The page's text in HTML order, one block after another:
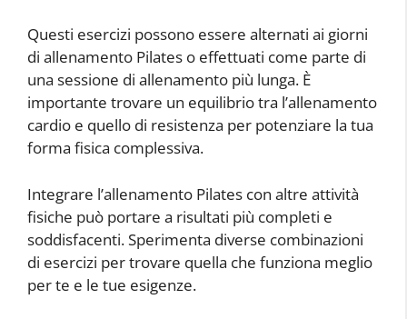
Questi esercizi possono essere alternati ai giorni
di allenamento Pilates o effettuati come parte di
una sessione di allenamento più lunga. È
importante trovare un equilibrio tra l’allenamento
cardio e quello di resistenza per potenziare la tua
forma fisica complessiva.
Integrare l’allenamento Pilates con altre attività
fisiche può portare a risultati più completi e
soddisfacenti. Sperimenta diverse combinazioni
di esercizi per trovare quella che funziona meglio
per te e le tue esigenze.